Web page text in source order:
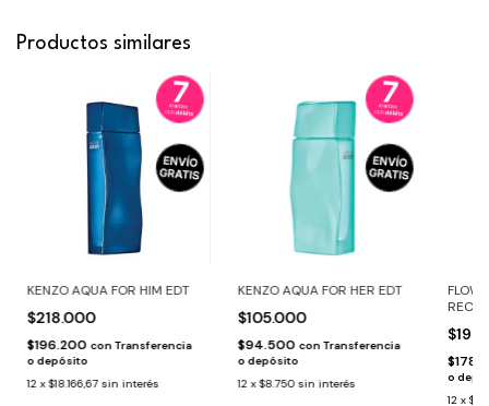
Productos similares
KENZO AQUA FOR HIM EDT
$218.000
$196.200 con Transferencia
o depósito
12 x$18.166,67 sin interés
KENZO AQUA FOR HER EDT
$105.000
$94.500 con Transferencia
o depósito
12 x$8.750 sin interés
o
12 x